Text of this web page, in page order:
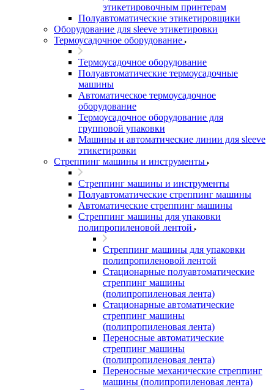
этикетировочным принтерам
Полуавтоматические этикетировщики
Оборудование для sleeve этикетировки
Термоусадочное оборудование
Термоусадочное оборудование
Полуавтоматические термоусадочные
машины
Автоматическое термоусадочное
оборудование
Термоусадочное оборудование для
групповой упаковки
Машины и автоматические линии для sleeve
этикетировки
Стреппинг машины и инструменты
Стреппинг машины и инструменты
Полуавтоматические стреппинг машины
Автоматические стреппинг машины
Стреппинг машины для упаковки
полипропиленовой лентой
Стреппинг машины для упаковки
полипропиленовой лентой
Стационарные полуавтоматические
стреппинг машины
(полипропиленовая лента)
Стационарные автоматические
стреппинг машины
(полипропиленовая лента)
Переносные автоматические
стреппинг машины
(полипропиленовая лента)
Переносные механические стреппинг
машины (полипропиленовая лента)